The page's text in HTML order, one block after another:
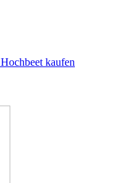
Hochbeet kaufen